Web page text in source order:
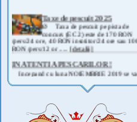
Taxe de pescuit 2025
Ø Taxa de pescuit pe pista de
concurs (EC 2) este de 170 RON
/pers/24 ore, 40 RON insotitor/24 ore sau 100
RON /pers/12 or .....[detalii]
IN ATENTIA PESCARILOR !
Incepand cu luna NOIEMBRIE 2019 se va
deschide pescuitul la rapitor pe lacul Corbu !
AVAND IN VEDERE SITUATIA ACTUALA -
COVID 19- DIN MOTIVE DE SIGURANTA ,